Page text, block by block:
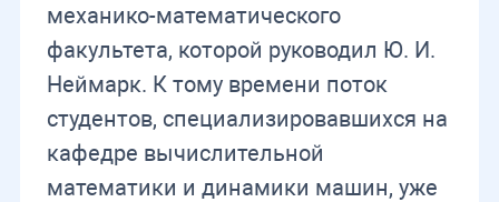
механико-математического
факультета, которой руководил Ю. И.
Неймарк. К тому времени поток
студентов, специализировавшихся на
кафедре вычислительной
математики и динамики машин, уже